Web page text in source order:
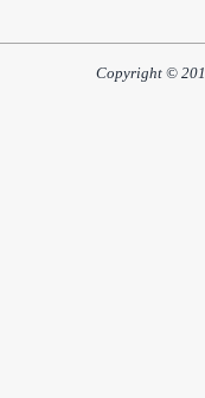
Copyright ©